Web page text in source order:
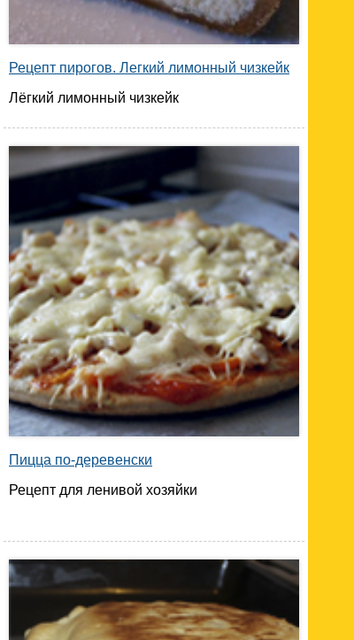
Рецепт пирогов. Легкий лимонный чизкейк
Лёгкий лимонный чизкейк
Пицца по-деревенски
Рецепт для ленивой хозяйки